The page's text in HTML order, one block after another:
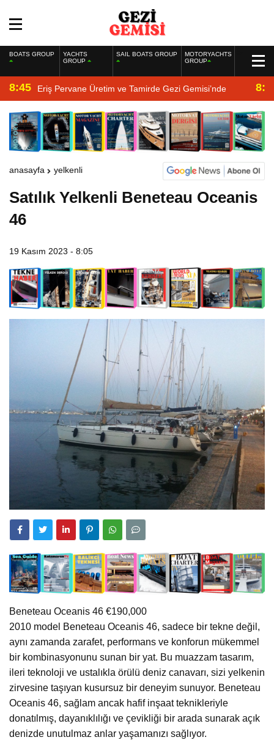
BOATS GROUP
YACHTS
GROUP
SAIL BOATS GROUP
MOTORYACHTS
GROUP
8:45 Eriş Pervane Üretim ve Tamirde Gezi Gemisi’nde
anasayfa yelkenli
Satılık Yelkenli Beneteau Oceanis
46
19 Kasım 2023 - 8:05
Beneteau Oceanis 46 €190,000
2010 model Beneteau Oceanis 46, sadece bir tekne değil,
aynı zamanda zarafet, performans ve konforun mükemmel
bir kombinasyonunu sunan bir yat. Bu muazzam tasarım,
ileri teknoloji ve ustalıkla örülü deniz canavarı, sizi yelkenin
zirvesine taşıyan kusursuz bir deneyim sunuyor. Beneteau
Oceanis 46, sağlam ancak hafif inşaat teknikleriyle
donatılmış, dayanıklılığı ve çevikliği bir arada sunarak açık
denizde unutulmaz anlar yaşamanızı sağlıyor.